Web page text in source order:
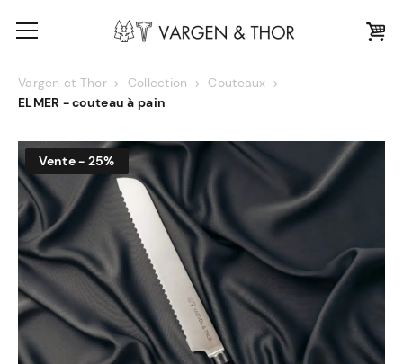
Vargen et Thor Collection
Couteaux
ELMER - couteau à pain
Vente - 25%